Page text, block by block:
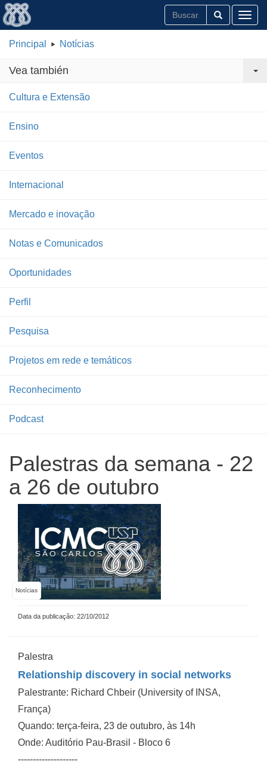
Principal Notícias
Vea también
Cultura e Extensão
Ensino
Eventos
Internacional
Mercado e inovação
Notas e Comunicados
Oportunidades
Perfil
Pesquisa
Projetos em rede e temáticos
Reconhecimento
Podcast
Palestras da semana - 22
a 26 de outubro
Notícias
Data da publicação: 22/10/2012
Palestra
Relationship discovery in social networks
Palestrante: Richard Chbeir (University of INSA,
França)
Quando: terça-feira, 23 de outubro, às 14h
Onde: Auditório Pau-Brasil - Bloco 6
--------------------